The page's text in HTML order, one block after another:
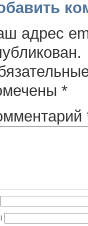
адрес
*